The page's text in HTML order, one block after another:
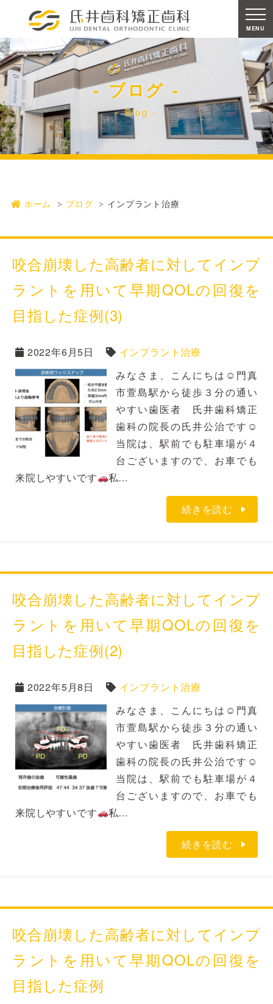
MENU
ブログ
Blog
ホーム ブログ インプラント治療
咬合崩壊した高齢者に対してインプ
ラントを用いて早期QOLの回復を
目指した症例(3)
2022年6月5日
インプラント治療
みなさま、こんにちは☺門真
市萱島駅から徒歩３分の通い
やすい歯医者 氏井歯科矯正
歯科の院長の氏井公治です☺
当院は、駅前でも駐車場が４
台ございますので、お車でも
来院しやすいです
私…
続きを読む
咬合崩壊した高齢者に対してインプ
ラントを用いて早期QOLの回復を
目指した症例(2)
2022年5月8日
インプラント治療
みなさま、こんにちは☺門真
市萱島駅から徒歩３分の通い
やすい歯医者 氏井歯科矯正
歯科の院長の氏井公治です☺
当院は、駅前でも駐車場が４
台ございますので、お車でも
来院しやすいです
私…
続きを読む
咬合崩壊した高齢者に対してインプ
ラントを用いて早期QOLの回復を
目指した症例